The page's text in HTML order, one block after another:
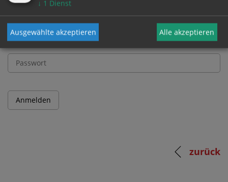
Passwort
zurück
↓ 1 Dienst
Ausgewählte akzeptieren Alle akzeptieren